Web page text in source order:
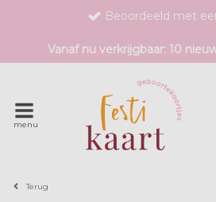
Beoordeeld met een
Exclusieve geboortekaartjes
Vanaf nu verkrijgbaar: 10
menu
Terug